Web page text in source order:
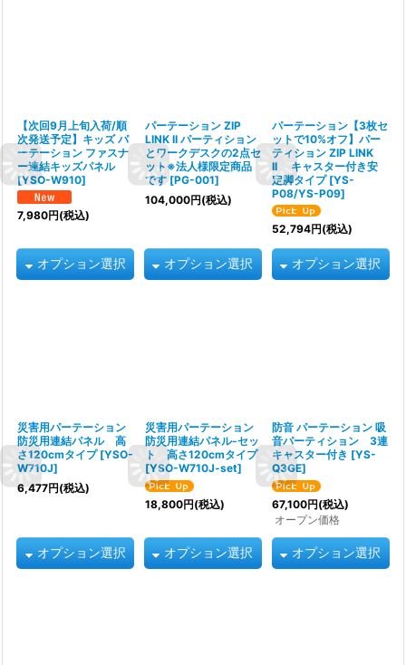
【次回9月上旬入荷/順
次発送予定】キッズ パ
ーテーション ファスナ
ー連結キッズパネル
[YSO-W910]
7,980円(税込)
オプション選択
パーテーション ZIP
LINK II パーティション
とワークデスクの2点セ
ット※法人様限定商品
です [PG-001]
104,000円(税込)
オプション選択
パーテーション【3枚セ
ットで10%オフ】パー
ティション ZIP LINK
II キャスター付き安
定脚タイプ [YS-
P08/YS-P09]
52,794円(税込)
オプション選択
災害用パーテーション
防災用連結パネル 高
さ120cmタイプ [YSO-
W710J]
6,477円(税込)
オプション選択
災害用パーテーション
防災用連結パネル-セッ
ト 高さ120cmタイプ
[YSO-W710J-set]
18,800円(税込)
オプション選択
防音 パーテーション 吸
音パーティション 3連
キャスター付き [YS-
Q3GE]
67,100円(税込)
オープン価格
オプション選択